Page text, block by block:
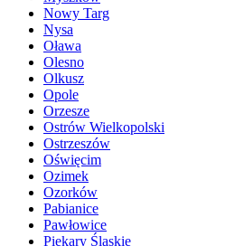
Nowy Targ
Nysa
Oława
Olesno
Olkusz
Opole
Orzesze
Ostrów Wielkopolski
Ostrzeszów
Oświęcim
Ozimek
Ozorków
Pabianice
Pawłowice
Piekary Śląskie